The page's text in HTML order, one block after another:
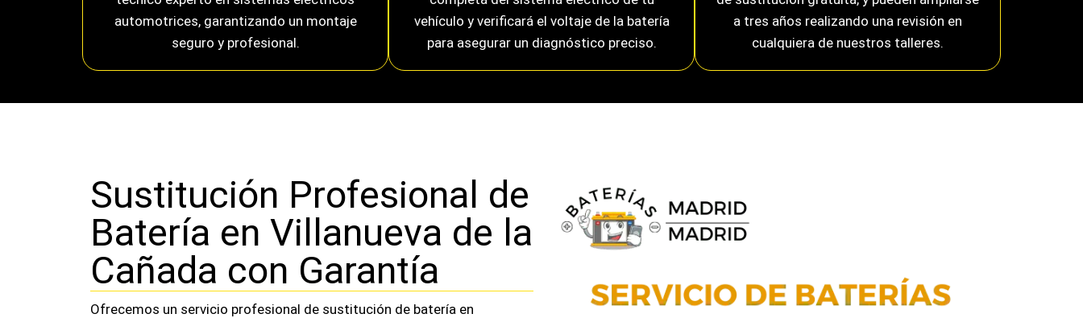
automotrices, garantizando un montaje
seguro y profesional.
vehículo y verificará el voltaje de la batería
para asegurar un diagnóstico preciso.
a tres años realizando una revisión en
cualquiera de nuestros talleres.
Sustitución Profesional de
Batería en Villanueva de la
Cañada con Garantía
Ofrecemos un servicio profesional de sustitución de batería en